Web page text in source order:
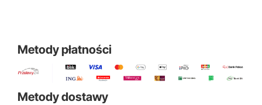
Metody płatności
Metody dostawy